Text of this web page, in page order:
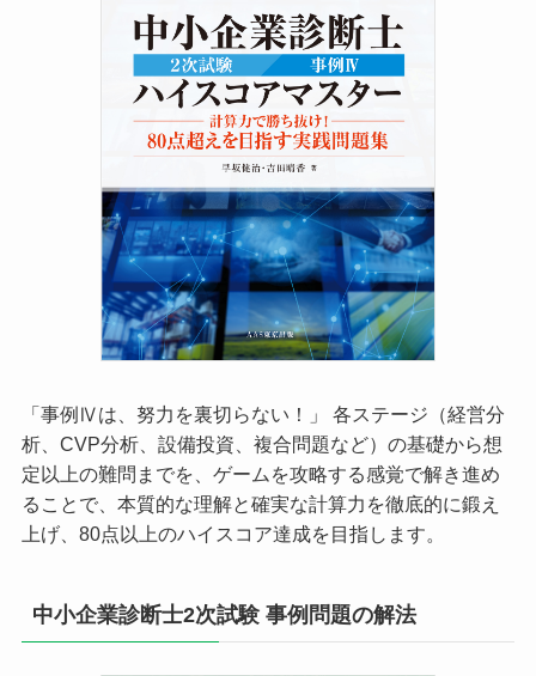
「事例Ⅳは、努力を裏切らない！」 各ステージ（経営分
析、CVP分析、設備投資、複合問題など）の基礎から想
定以上の難問までを、ゲームを攻略する感覚で解き進め
ることで、本質的な理解と確実な計算力を徹底的に鍛え
上げ、80点以上のハイスコア達成を目指します。
中小企業診断士2次試験 事例問題の解法